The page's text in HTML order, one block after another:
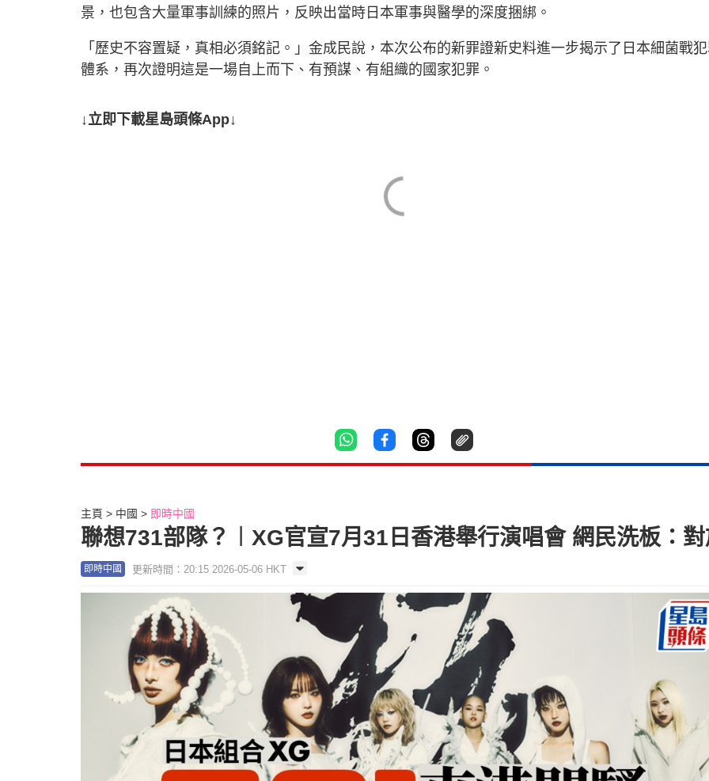
景，也包含大量軍事訓練的照片，反映出當時日本軍事與醫學的深度捆綁。
「歷史不容置疑，真相必須銘記。」金成民說，本次公布的新罪證新史料進一步揭示了日本細菌戰
體系，再次證明這是一場自上而下、有預謀、有組織的國家犯罪。
↓立即下載星島頭條App↓
主頁 中國 即時中國
聯想731部隊？︱XG官宣7月31日香港舉行演唱會 網民洗板：
即時中國 更新時間：20:15 2026-05-06 HKT